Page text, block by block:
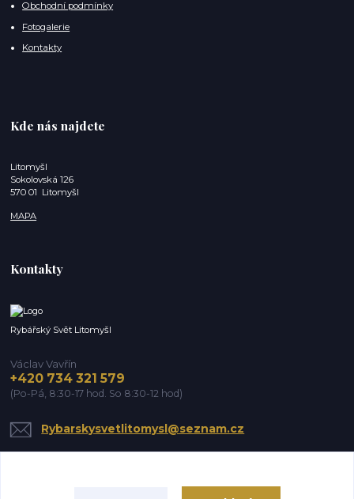
Obchodní podmínky
Fotogalerie
Kontakty
Kde nás najdete
Litomyšl
Sokolovská 126
570 01 Litomyšl
MAPA
Kontakty
Rybářský Svět Litomyšl
Václav Vavřín
+420 734 321 579
(Po-Pá, 8:30-17 hod. So 8:30-12 hod)
Rybarskysvetlitomysl@seznam.cz